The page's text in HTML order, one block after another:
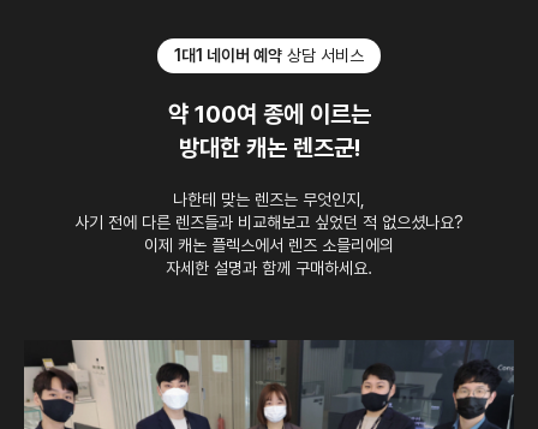
1대1 네이버 예약 상담 서비스
약 100여 종에 이르는
방대한 캐논 렌즈군!
나한테 맞는 렌즈는 무엇인지,
사기 전에 다른 렌즈들과 비교해보고 싶었던 적 없으셨나요?
이제 캐논 플렉스에서 렌즈 소믈리에의
자세한 설명과 함께 구매하세요.